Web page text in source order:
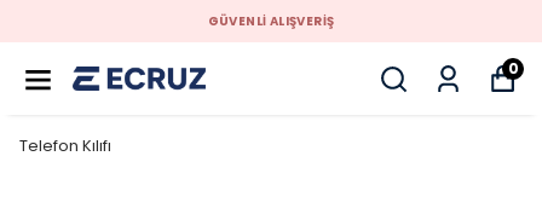
GÜVENLİ ALIŞVERİŞ
0
Telefon Kılıfı